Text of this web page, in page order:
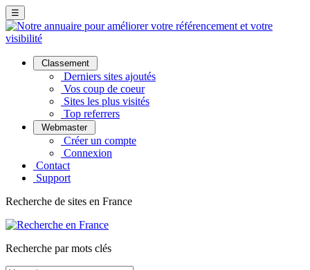
☰
Classement
Derniers sites ajoutés
Vos coup de coeur
Sites les plus visités
Top referrers
Webmaster
Créer un compte
Connexion
Contact
Support
Recherche de sites en France
Recherche par mots clés